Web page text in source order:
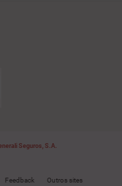
Seguros, S.A.
Feedback Outros sites